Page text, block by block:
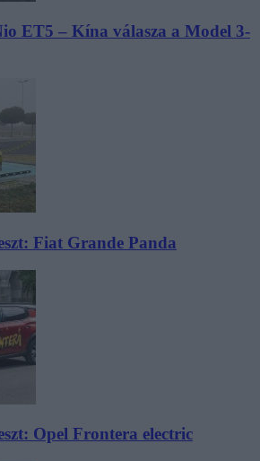
ET5 – Kína válasza a Model 3-
Fiat Grande Panda
Opel Frontera electric